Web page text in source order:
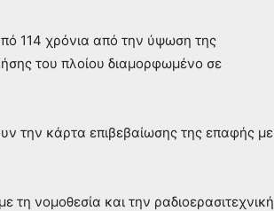
114 χρόνια από την ύψωση της
του πλοίου διαμορφωμένο σε
την κάρτα επιβεβαίωσης της επαφής με
νομοθεσία και την ραδιοερασιτεχνική